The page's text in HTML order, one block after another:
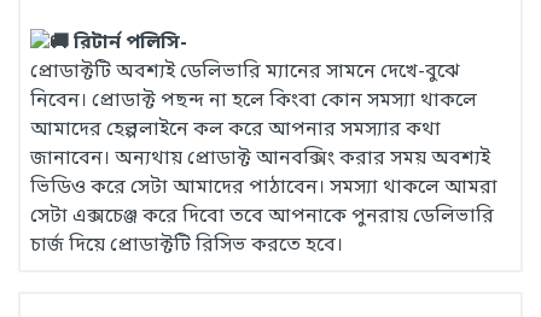
রিটার্ন পলিসি-
প্রোডাক্টটি অবশ্যই ডেলিভারি ম্যানের সামনে দেখে-বুঝে
নিবেন। প্রোডাক্ট পছন্দ না হলে কিংবা কোন সমস্যা থাকলে
আমাদের হেল্পলাইনে কল করে আপনার সমস্যার কথা
জানাবেন। অন্যথায় প্রোডাক্ট আনবক্সিং করার সময় অবশ্যই
ভিডিও করে সেটা আমাদের পাঠাবেন। সমস্যা থাকলে আমরা
সেটা এক্সচেঞ্জ করে দিবো তবে আপনাকে পুনরায় ডেলিভারি
চার্জ দিয়ে প্রোডাক্টটি রিসিভ করতে হবে।